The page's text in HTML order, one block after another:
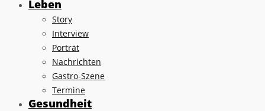
Leben
Story
Interview
Porträt
Nachrichten
Gastro-Szene
Termine
Gesundheit